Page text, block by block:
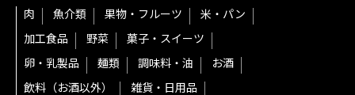
肉 魚介類 果物・フルーツ
米・パン
加工食品
野菜
菓子・スイーツ
卵・乳製品
麺類 調味料・油
お酒
飲料（お酒以外）
雑貨・日用品